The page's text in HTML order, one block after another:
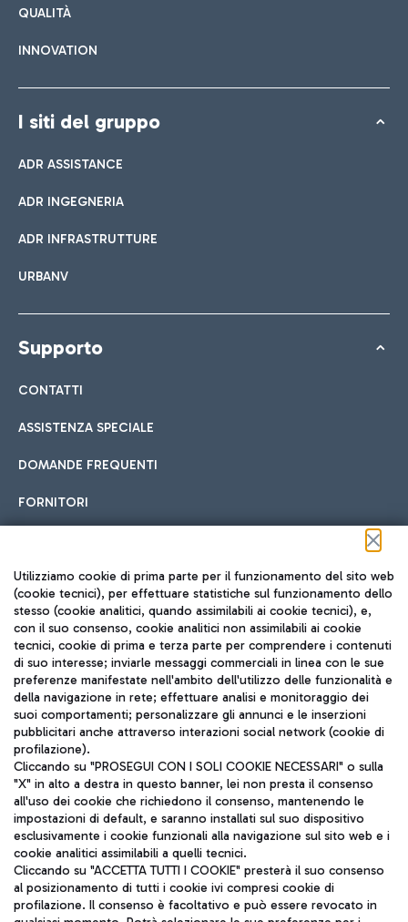
QUALITÀ
INNOVATION
I siti del gruppo
ADR ASSISTANCE
ADR INGEGNERIA
ADR INFRASTRUTTURE
URBANV
Supporto
CONTATTI
ASSISTENZA SPECIALE
DOMANDE FREQUENTI
FORNITORI
Seguici sui social
TRAVEL JOURNAL
ITA
Aeroporti di Roma S.p.A. - Società soggetta a direzione e
coordinamento di Mundys S.p.A.
Codice fiscale e Registro delle Imprese di Roma 13032990155 P.
IVA 06572251004
Utilizziamo cookie di prima parte per il funzionamento del sito web
(cookie tecnici), per effettuare statistiche sul funzionamento dello
stesso (cookie analitici, quando assimilabili ai cookie tecnici), e,
con il suo consenso, cookie analitici non assimilabili ai cookie
tecnici, cookie di prima e terza parte per comprendere i contenuti
di suo interesse; inviarle messaggi commerciali in linea con le sue
preferenze manifestate nell'ambito dell'utilizzo delle funzionalità e
della navigazione in rete; effettuare analisi e monitoraggio dei
suoi comportamenti; personalizzare gli annunci e le inserzioni
pubblicitari anche attraverso interazioni social network (cookie di
profilazione).
Cliccando su "PROSEGUI CON I SOLI COOKIE NECESSARI" o sulla
"X" in alto a destra in questo banner, lei non presta il consenso
all'uso dei cookie che richiedono il consenso, mantenendo le
impostazioni di default, e saranno installati sul suo dispositivo
esclusivamente i cookie funzionali alla navigazione sul sito web e i
cookie analitici assimilabili a quelli tecnici.
Cliccando su "ACCETTA TUTTI I COOKIE" presterà il suo consenso
al posizionamento di tutti i cookie ivi compresi cookie di
profilazione. Il consenso è facoltativo e può essere revocato in